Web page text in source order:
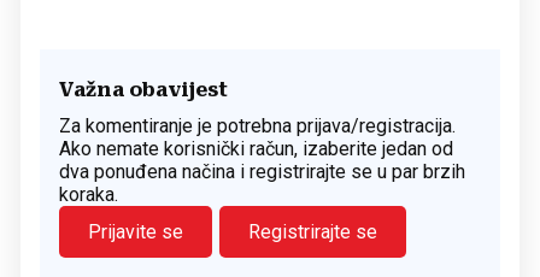
Važna obavijest
Za komentiranje je potrebna prijava/registracija.
Ako nemate korisnički račun, izaberite jedan od
dva ponuđena načina i registrirajte se u par brzih
koraka.
Prijavite se
Registrirajte se